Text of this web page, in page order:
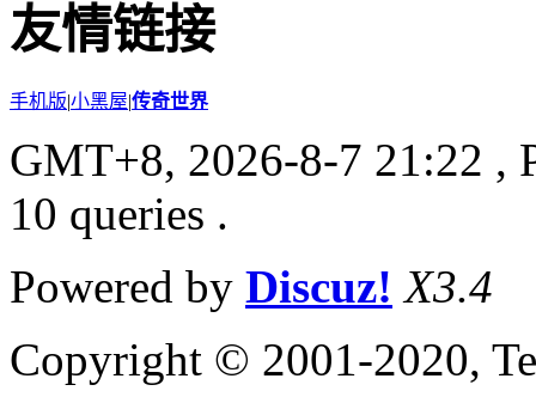
友情链接
手机版|小黑屋|传奇世界
GMT+8, 2026-8-7 21:22 ,
10 queries .
Powered by Discuz! X3.4
Copyright © 2001-2020,